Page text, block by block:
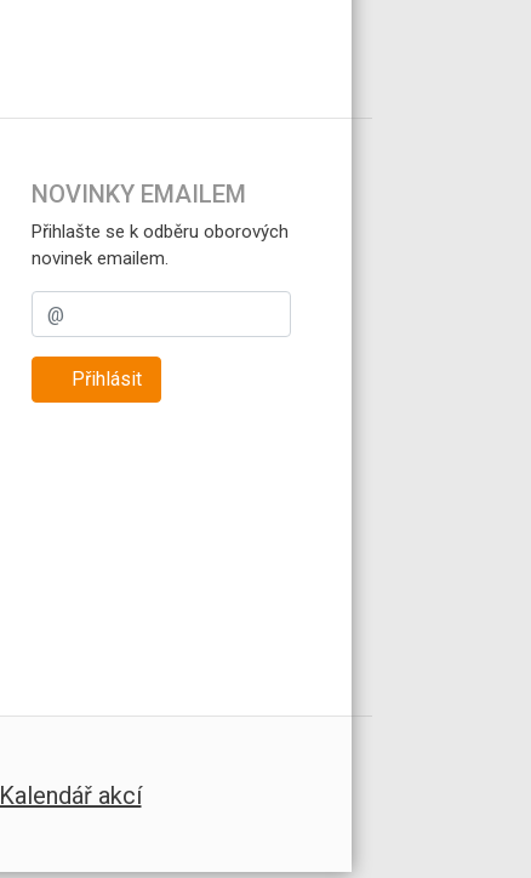
NOVINKY EMAILEM
Přihlašte se k odběru oborových
novinek emailem.
Přihlásit
Kalendář akcí